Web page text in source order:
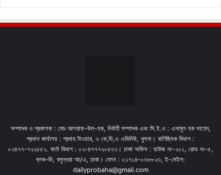
সম্পাদক ও প্রকাশক : মোঃ আশরাফ-উল-হক, নির্বাহী সম্পাদক এবং সি.ই.ও : এনামুল হক সাহেদ,
প্রধান কার্যালয় : প্রবাহ টাওয়ার, ৩ কে,ডি,এ এভিনিউ, খুলনা। বাণিজ্যিক বিভাগ :
০২৪৭৭-৭২২৫৫২. বার্তা বিভাগ : ০২-৪৭৭৭২০৫৩২। ঢাকা অফিস : হাউজ নং-২০১, রোড নং-৫,
ব্লক-ডি, বসুন্ধরা আ/এ, ঢাকা। ফোন : ০১৭১৪-০৩৮৮২৩, ই-মেইল:
dailyprobaha@gmail.com